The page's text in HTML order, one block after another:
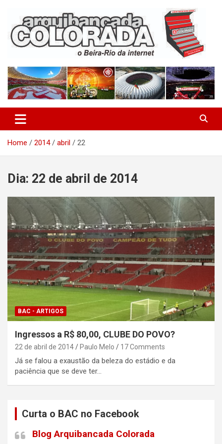
content
Arquibancada Colorada
Home 2014 abril 22
Dia: 22 de abril de 2014
BAC - ARTIGOS
Ingressos a R$ 80,00, CLUBE DO POVO?
22 de abril de 2014 Paulo Melo 17 Comments
Já se falou a exaustão da beleza do estádio e da
paciência que se deve ter…
Curta o BAC no Facebook
Blog Arquibancada Colorada